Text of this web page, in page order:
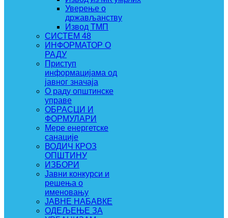
Уверење о
држављанству
Извод ТМП
СИСТЕМ 48
ИНФОРМАТОР О
РАДУ
Приступ
информацијама од
јавног значаја
О раду општинске
управе
ОБРАСЦИ И
ФОРМУЛАРИ
Мере енергетске
санације
ВОДИЧ КРОЗ
ОПШТИНУ
ИЗБОРИ
Јавни конкурси и
решења о
именовању
ЈАВНЕ НАБАВКЕ
ОДЕЉЕЊЕ ЗА